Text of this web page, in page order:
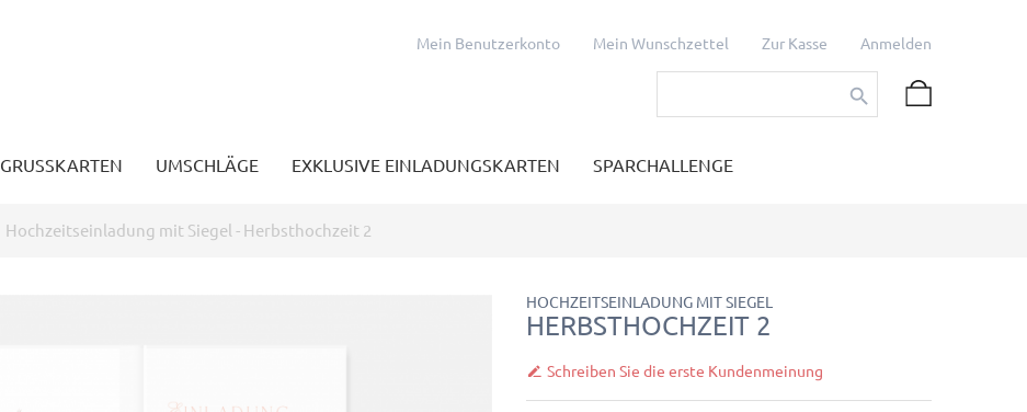
Mein Benutzerkonto Mein Wunschzettel Zur Kasse Anmelden
GRUSSKARTEN UMSCHLÄGE EXKLUSIVE EINLADUNGSKARTEN SPARCHALLENGE
Hochzeitseinladung mit Siegel - Herbsthochzeit 2
HOCHZEITSEINLADUNG MIT SIEGEL
HERBSTHOCHZEIT 2
Schreiben Sie die erste Kundenmeinung